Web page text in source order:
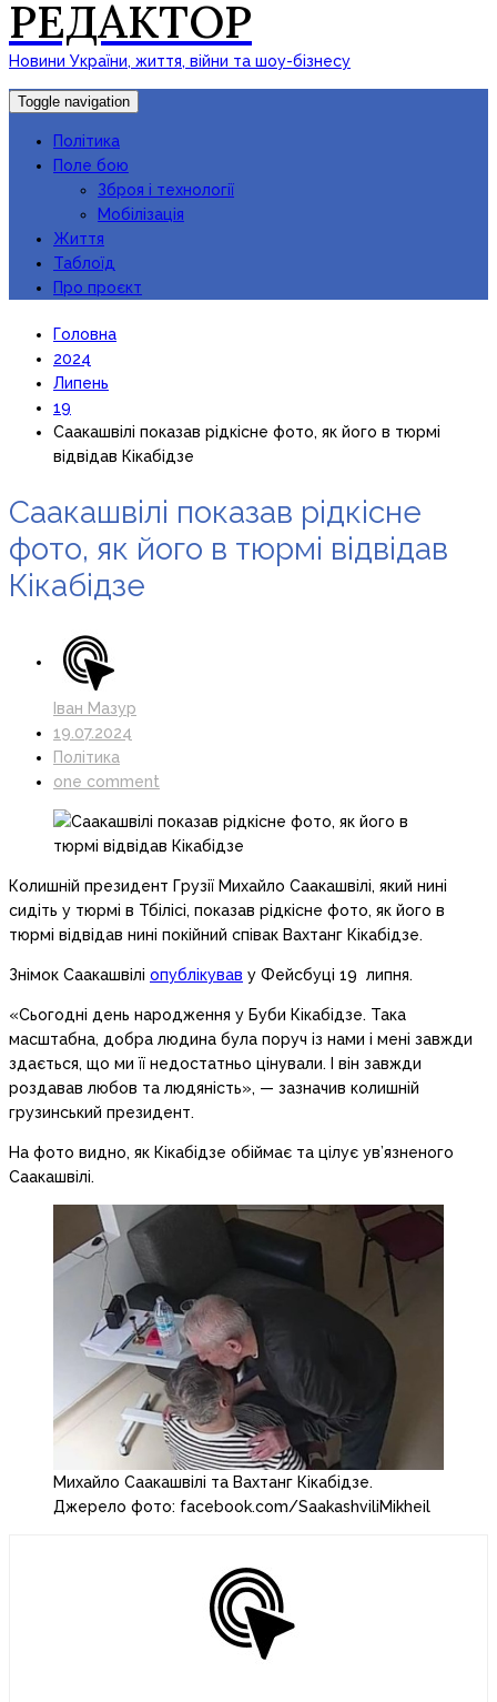
РЕДАКТОР
Новини України, життя, війни та шоу-бізнесу
Toggle navigation
Політика
Поле бою
Зброя і технології
Мобілізація
Життя
Таблоїд
Про проєкт
Головна
2024
Липень
19
Саакашвілі показав рідкісне фото, як його в тюрмі
відвідав Кікабідзе
Саакашвілі показав рідкісне
фото, як його в тюрмі відвідав
Кікабідзе
Іван Мазур
19.07.2024
Політика
one comment
Колишній президент Грузії Михайло Саакашвілі, який нині
сидіть у тюрмі в Тбілісі, показав рідкісне фото, як його в
тюрмі відвідав нині покійний співак Вахтанг Кікабідзе.
Знімок Саакашвілі опублікував у Фейсбуці 19 липня.
«Сьогодні день народження у Буби Кікабідзе. Така
масштабна, добра людина була поруч із нами і мені завжди
здається, що ми її недостатньо цінували. І він завжди
роздавав любов та людяність», — зазначив колишній
грузинський президент.
На фото видно, як Кікабідзе обіймає та цілує ув’язненого
Саакашвілі.
Михайло Саакашвілі та Вахтанг Кікабідзе.
Джерело фото: facebook.com/SaakashviliMikheil